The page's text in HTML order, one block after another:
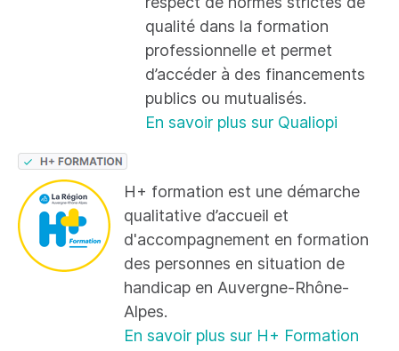
qualité dans la formation
professionnelle et permet
d’accéder à des financements
publics ou mutualisés.
En savoir plus sur Qualiopi
H+ formation est une démarche
qualitative d’accueil et
d'accompagnement en formation
des personnes en situation de
handicap en Auvergne-Rhône-
Alpes.
En savoir plus sur H+ Formation